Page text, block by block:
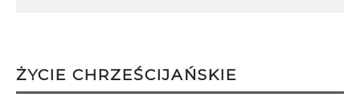
ŻYCIE CHRZEŚCIJAŃSKIE